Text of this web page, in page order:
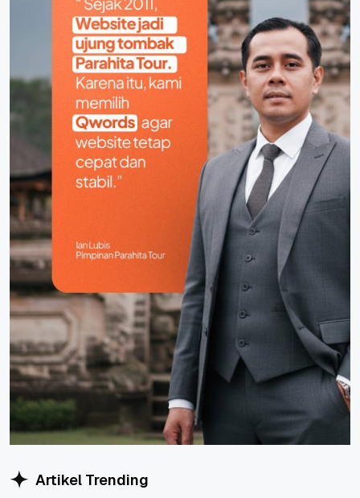
Artikel Trending